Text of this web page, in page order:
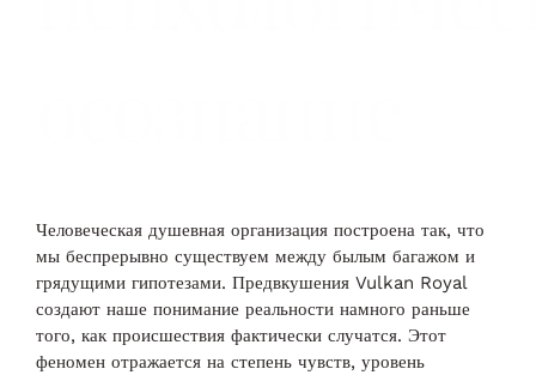
Человеческая душевная организация построена так, что
мы беспрерывно существуем между былым багажом и
грядущими гипотезами. Предвкушения Vulkan Royal
создают наше понимание реальности намного раньше
того, как происшествия фактически случатся. Этот
феномен отражается на степень чувств, уровень